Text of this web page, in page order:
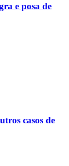
e posa de
casos de